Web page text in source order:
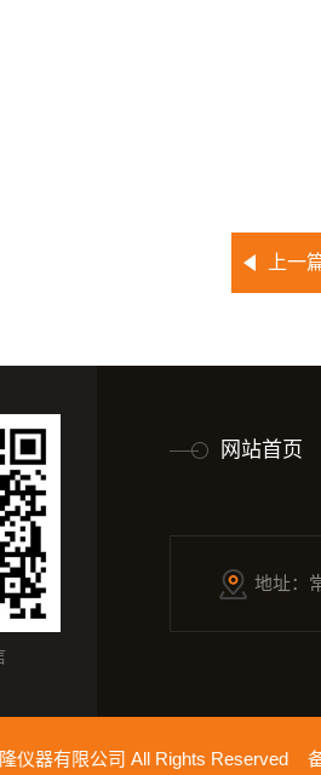
上一
网站首页
地址：
仪器有限公司 All Rights Reserved 备